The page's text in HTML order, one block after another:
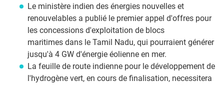
Le ministère indien des énergies nouvelles et
renouvelables a publié le premier appel d'offres pour
les concessions d'exploitation de blocs
maritimes dans le Tamil Nadu, qui pourraient générer
jusqu'à 4 GW d'énergie éolienne en mer.
La feuille de route indienne pour le développement de
l'hydrogène vert, en cours de finalisation, necessitera